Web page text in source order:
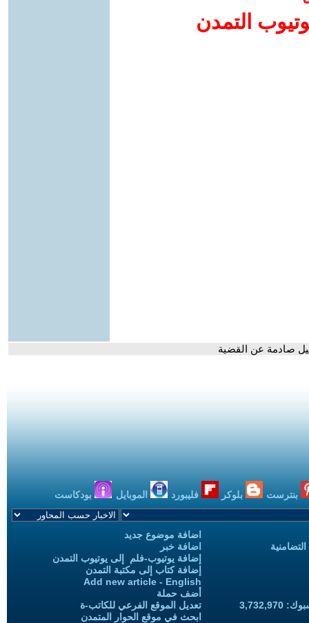
التمدن
صادمة عن القضية
بنترست بلوكر فليبورد الموبايل بودكاست
اضافة موضوع جديد
اضافة خبر
إضافة يوتيوب-فلم إلى يوتيوب التمدن
إضافة كتاب إلى مكتبة التمدن
Add new article - English
أضف حملة
تعديل الموقع الفرعي للكاتب-ة
ابحث في موقع الحوار المتمدن